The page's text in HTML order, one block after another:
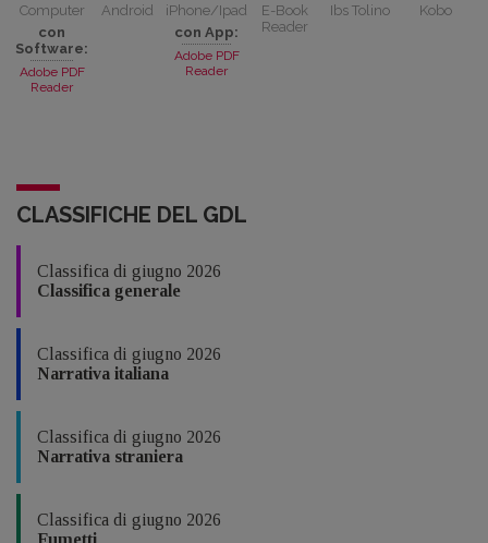
Computer
con
Software:
Adobe PDF
Reader
Android
iPhone/Ipad
con App:
Adobe PDF
Reader
E-Book
Reader
Ibs Tolino Kobo
CLASSIFICHE DEL GDL
Classifica di giugno 2026
Classifica generale
Classifica di giugno 2026
Narrativa italiana
Classifica di giugno 2026
Narrativa straniera
Classifica di giugno 2026
Fumetti